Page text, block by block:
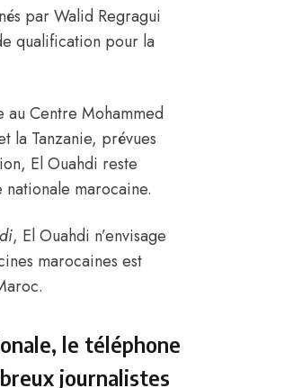
parWalid Regragui
qualification pour la
Centre Mohammed
la Tanzanie, prévues
El Ouahdi reste
marocaine.
, El Ouahdi n’envisage
marocaines est
le téléphone
journalistes